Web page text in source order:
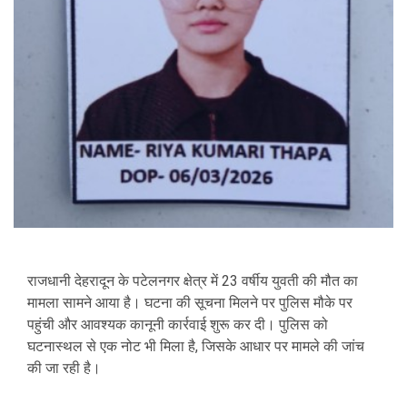
राजधानी देहरादून के पटेलनगर क्षेत्र में 23 वर्षीय युवती की मौत का
मामला सामने आया है। घटना की सूचना मिलने पर पुलिस मौके पर
पहुंची और आवश्यक कानूनी कार्रवाई शुरू कर दी। पुलिस को
घटनास्थल से एक नोट भी मिला है, जिसके आधार पर मामले की जांच
की जा रही है।